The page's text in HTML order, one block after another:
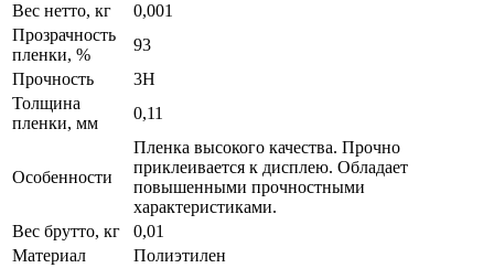
Вес нетто, кг
0,001
Прозрачность
пленки, %
93
Прочность
3H
Толщина
пленки, мм
0,11
Особенности
Пленка высокого качества. Прочно
приклеивается к дисплею. Обладает
повышенными прочностными
характеристиками.
Вес брутто, кг
0,01
Материал
Полиэтилен